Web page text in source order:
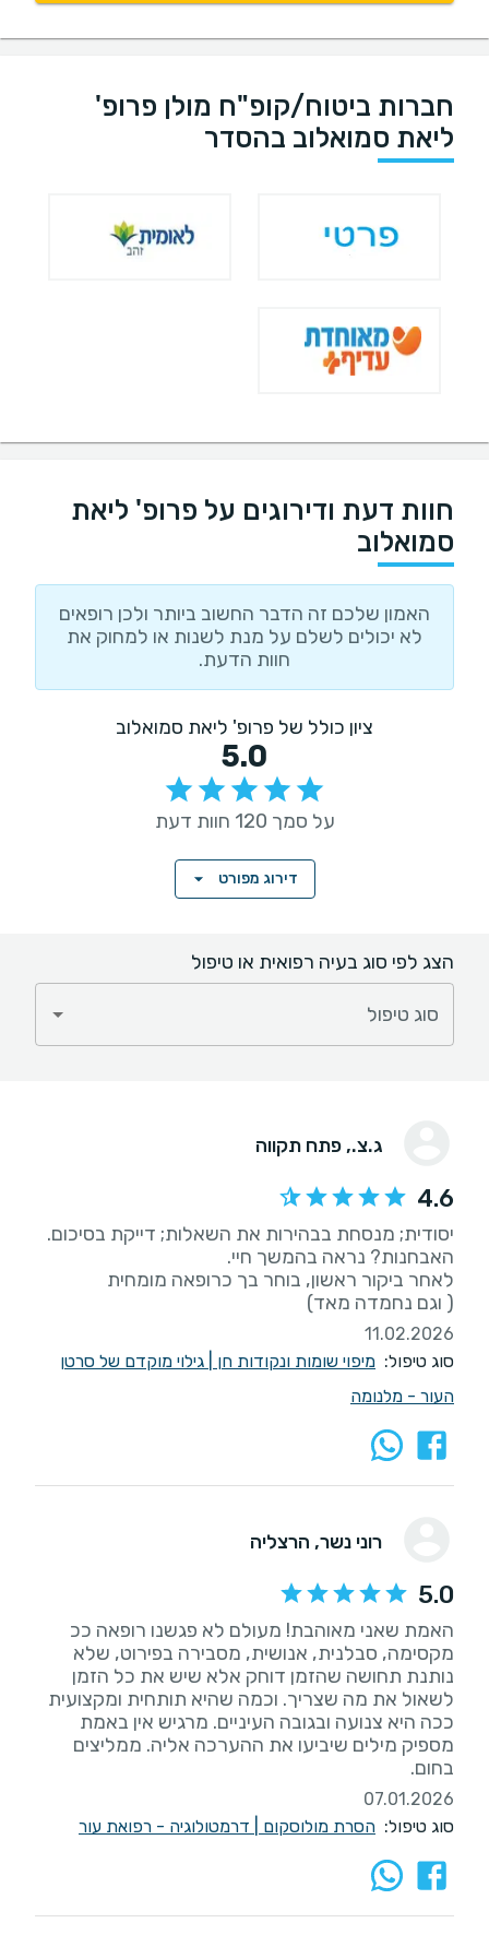
חברות ביטוח/קופ"ח מולן פרופ'
ליאת סמואלוב בהסדר
חוות דעת ודירוגים על פרופ' ליאת
סמואלוב
האמון שלכם זה הדבר החשוב ביותר ולכן רופאים
לא יכולים לשלם על מנת לשנות או למחוק את
חוות הדעת.
ציון כולל של פרופ' ליאת סמואלוב
5.0
על סמך 120 חוות דעת
דירוג מפורט
הצג לפי סוג בעיה רפואית או טיפול
סוג טיפול
ג.צ., פתח תקווה
4.6
( וגם נחמדה מאד)
11.02.2026
סוג טיפול: מיפוי שומות ונקודות חן
גילוי מוקדם של סרטן
העור - מלנומה
רוני נשר, הרצליה
5.0
האמת שאני מאוהבת! מעולם לא פגשנו רופאה ככ
מקסימה, סבלנית, אנושית, מסבירה בפירוט, שלא
נותנת תחושה שהזמן דוחק אלא שיש את כל הזמן
לשאול את מה שצריך. וכמה שהיא תותחית ומקצועית
ככה היא צנועה ובגובה העיניים. מרגיש אין באמת
מספיק מילים שיביעו את ההערכה אליה. ממליצים
בחום.
07.01.2026
סוג טיפול: הסרת מולוסקום דרמטולוגיה - רפואת עור